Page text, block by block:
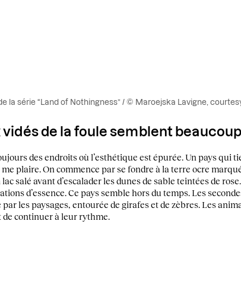
la série “Land of Nothingness” / © Maroejska Lavigne,
vidés de la foule semblent
des endroits où l’esthétique est épurée. Un pays qui
plaire. On commence par se fondre à la terre ocre
salé avant d’escalader les dunes de sable teintées de
d’essence. Ce pays semble hors du temps. Les
par les paysages, entourée de girafes et de zèbres. Les
de continuer à leur rythme.